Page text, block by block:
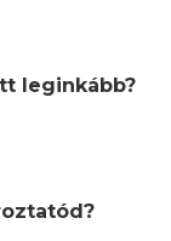
leginkább?